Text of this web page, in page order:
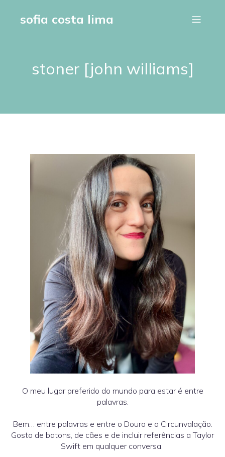
sofia costa lima
stoner [john williams]
O meu lugar preferido do mundo para estar é entre
palavras.
Bem… entre palavras e entre o Douro e a Circunvalação.
Gosto de batons, de cães e de incluir referências a Taylor
Swift em qualquer conversa.